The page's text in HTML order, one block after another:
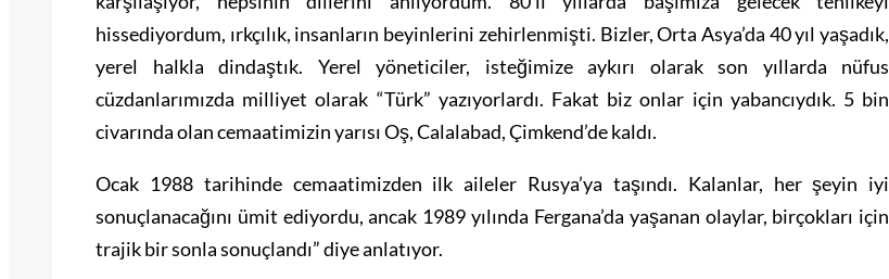
hissediyordum, ırkçılık, insanların beyinlerini zehirlenmişti. Bizler, Orta Asya’da 40 yıl yaşadık,
yerel halkla dindaştık. Yerel yöneticiler, isteğimize aykırı olarak son yıllarda nüfus
cüzdanlarımızda milliyet olarak “Türk” yazıyorlardı. Fakat biz onlar için yabancıydık. 5 bin
civarında olan cemaatimizin yarısı Oş, Calalabad, Çimkend’de kaldı.
Ocak 1988 tarihinde cemaatimizden ilk aileler Rusya’ya taşındı. Kalanlar, her şeyin iyi
sonuçlanacağını ümit ediyordu, ancak 1989 yılında Fergana’da yaşanan olaylar, birçokları için
trajik bir sonla sonuçlandı” diye anlatıyor.